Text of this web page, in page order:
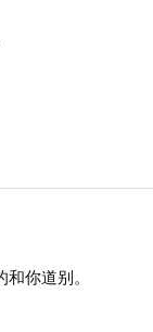
你道别。